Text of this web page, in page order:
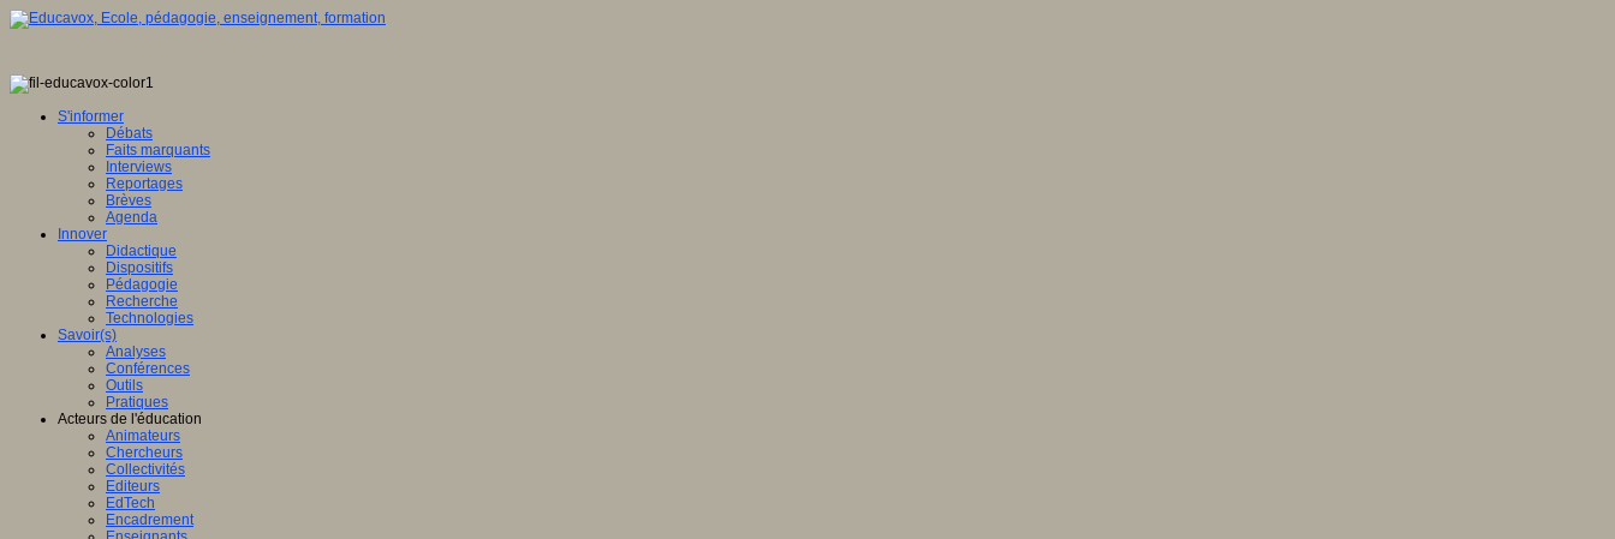
S'informer
Débats
Faits marquants
Interviews
Reportages
Brèves
Agenda
Innover
Didactique
Dispositifs
Pédagogie
Recherche
Technologies
Savoir(s)
Analyses
Conférences
Outils
Pratiques
Acteurs de l'éducation
Animateurs
Chercheurs
Collectivités
Editeurs
EdTech
Encadrement